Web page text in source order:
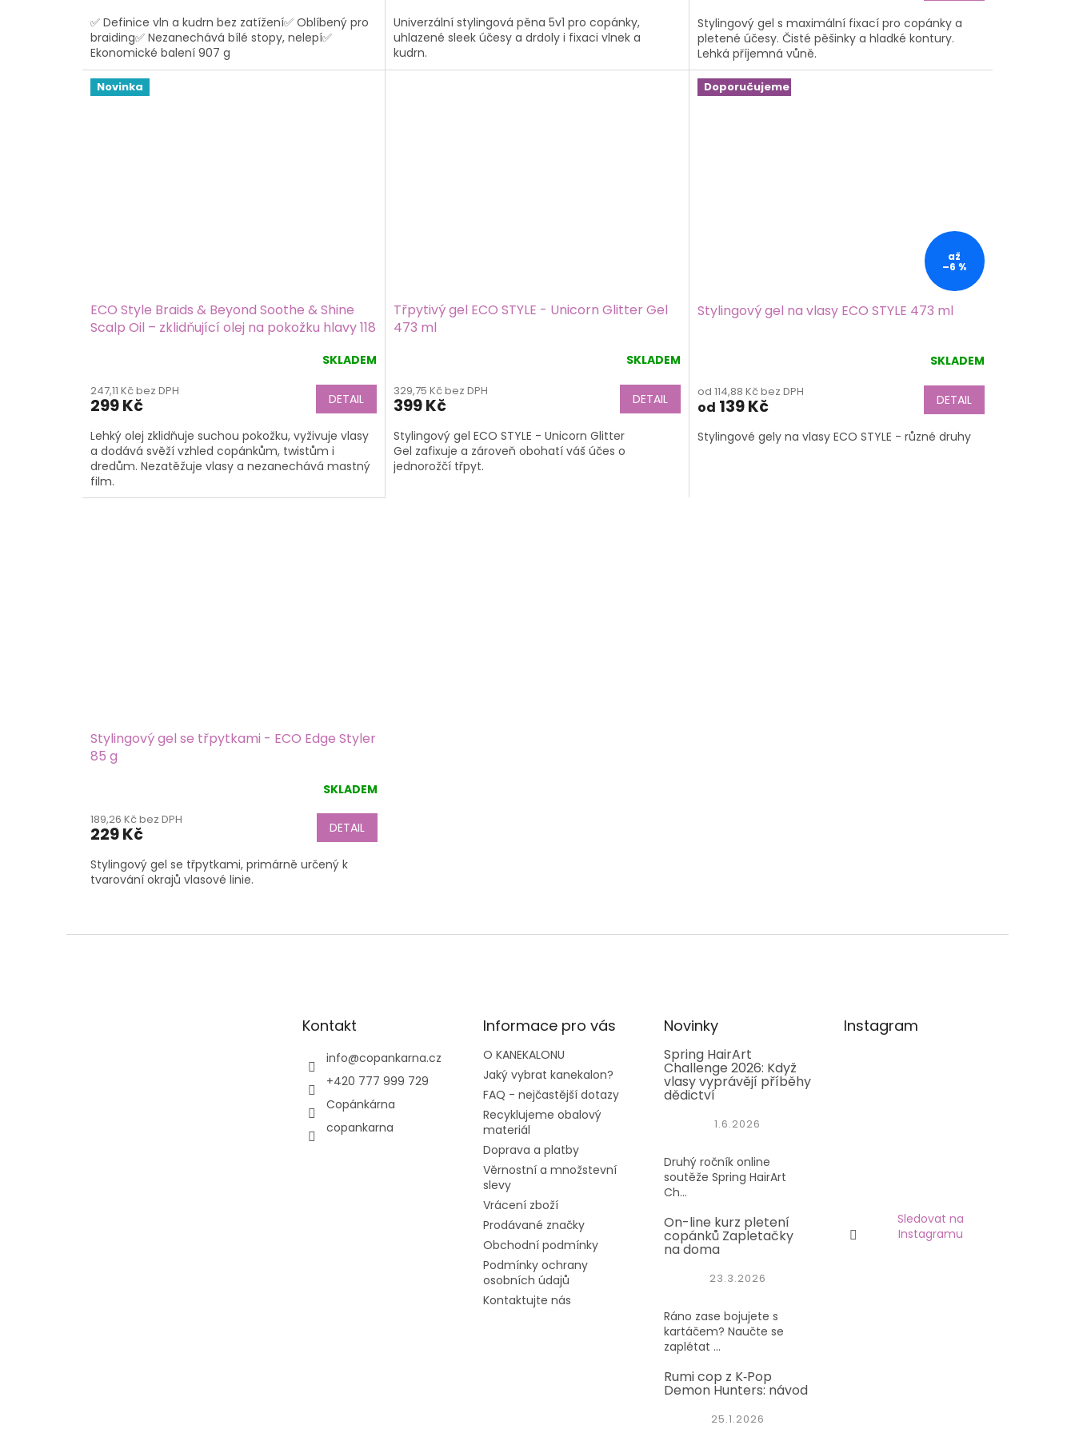
z
5
hvězdiček.
✅ Definice vln a kudrn bez zatížení✅ Oblíbený pro
braiding✅ Nezanechává bílé stopy, nelepí✅
Ekonomické balení 907 g
Univerzální stylingová pěna 5v1 pro copánky,
uhlazené sleek účesy a drdoly i fixaci vlnek a
kudrn.
z
5
hvězdiček.
Stylingový gel s maximální fixací pro copánky a
pletené účesy. Čisté pěšinky a hladké kontury.
Lehká příjemná vůně.
Novinka
ECO Style Braids & Beyond Soothe & Shine
Scalp Oil – zklidňující olej na pokožku hlavy 118
SKLADEM
247,11 Kč bez DPH
299 Kč DETAIL
Lehký olej zklidňuje suchou pokožku, vyživuje vlasy
a dodává svěží vzhled copánkům, twistům i
dredům. Nezatěžuje vlasy a nezanechává mastný
film.
Třpytivý gel ECO STYLE - Unicorn Glitter Gel
473 ml
produktu
je
z
5
hvězdiček.
SKLADEM
329,75 Kč bez DPH
399 Kč DETAIL
Stylingový gel ECO STYLE - Unicorn Glitter
Gel zafixuje a zároveň obohatí váš účes o
jednorožčí třpyt.
Doporučujeme
až
–6 %
Stylingový gel na vlasy ECO STYLE 473 ml
produktu
je
z
SKLADEM
od 114,88 Kč bez DPH
od 139 Kč DETAIL
Stylingové gely na vlasy ECO STYLE - různé druhy
Stylingový gel se třpytkami - ECO Edge Styler
85 g
SKLADEM
189,26 Kč bez DPH
229 Kč DETAIL
Stylingový gel se třpytkami, primárně určený k
tvarování okrajů vlasové linie.
v
í
r
v
k
y
v
p
i
s
Kontakt
info@copankarna.cz
+420 777 999 729
Copánkárna
copankarna
Informace pro vás
O KANEKALONU
Jaký vybrat kanekalon?
FAQ - nejčastější dotazy
Recyklujeme obalový
materiál
Doprava a platby
Věrnostní a množstevní
slevy
Vrácení zboží
Prodávané značky
Obchodní podmínky
Podmínky ochrany
osobních údajů
Kontaktujte nás
Novinky
Spring HairArt
Challenge 2026: Když
vlasy vyprávějí příběhy
dědictví
1.6.2026
Druhý ročník online
soutěže Spring HairArt
Ch...
On-line kurz pletení
copánků Zapletačky
na doma
23.3.2026
Ráno zase bojujete s
kartáčem? Naučte se
zaplétat ...
Rumi cop z K‑Pop
Demon Hunters: návod
25.1.2026
Instagram
Sledovat na
Instagramu